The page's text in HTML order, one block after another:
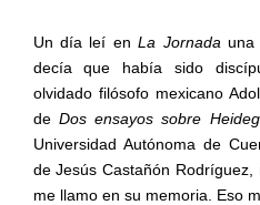
Un día leí enLa Jornada una
decía que había sido
olvidado filósofo mexicano
de Dos ensayos sobre
Universidad Autónoma de
de Jesús Castañón
me llamo en su memoria. Eso